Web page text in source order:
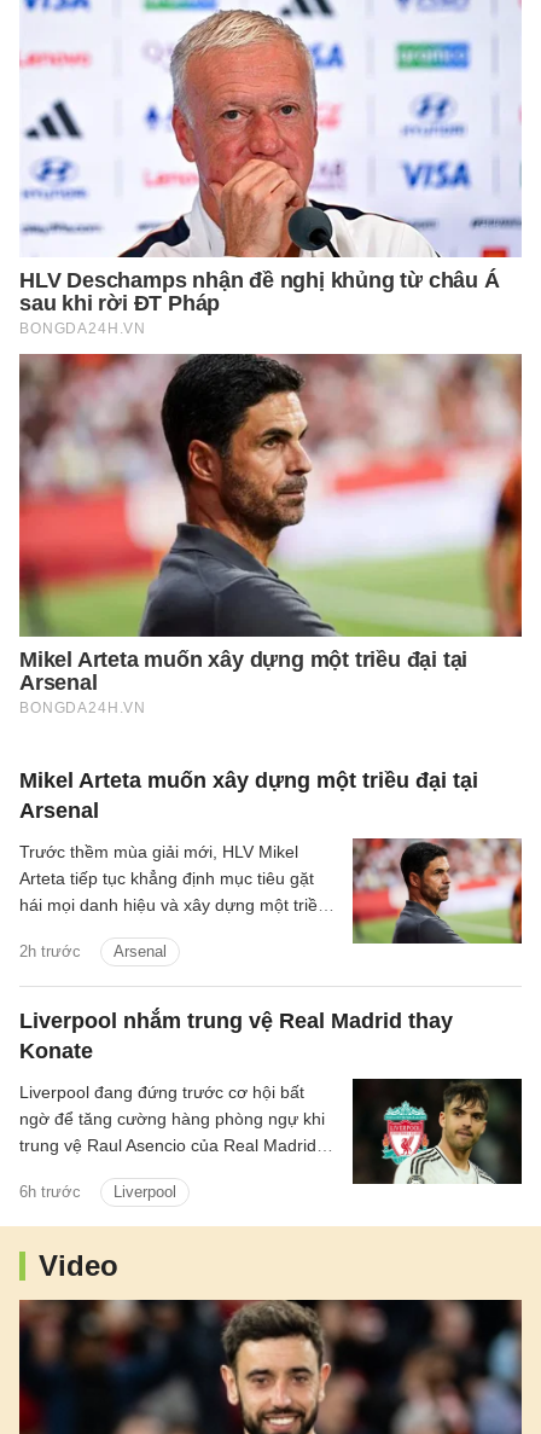
Mikel Arteta muốn xây dựng một triều đại tại
Arsenal
2h trước Arsenal
Trước thềm mùa giải mới, HLV Mikel
Arteta tiếp tục khẳng định mục tiêu gặt
hái mọi danh hiệu và xây dựng một triều
Liverpool nhắm trung vệ Real Madrid thay
Konate
6h trước Liverpool
Liverpool đang đứng trước cơ hội bất
ngờ để tăng cường hàng phòng ngự khi
trung vệ Raul Asencio của Real Madrid
trong kỳ chuyển nhượng mùa hè này.
Video